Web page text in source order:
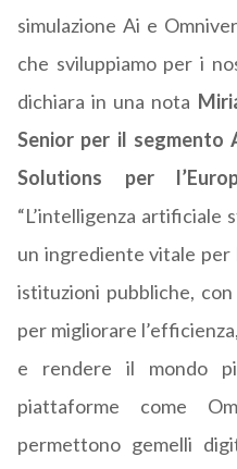
simulazione Ai e
che sviluppiamo per i
dichiara in una nota
Senior per il segmento
Solutions per
“L’intelligenza artificiale
un ingrediente vitale per
istituzioni pubbliche,
per migliorare
e rendere il mondo
piattaforme come
permettono gemelli